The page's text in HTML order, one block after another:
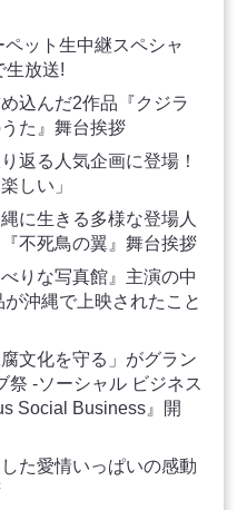
ペット生中継スペシャ
生放送!
込んだ2作品『クジラ
た』舞台挨拶
返る人気企画に登場！
しい」
に生きる多様な登場人
不死鳥の翼』舞台挨拶
りな写真館』主演の中
沖縄で上映されたこと
文化を守る」がグラン
祭 -ソーシャル ビジネス
Social Business』開
た愛情いっぱいの感動